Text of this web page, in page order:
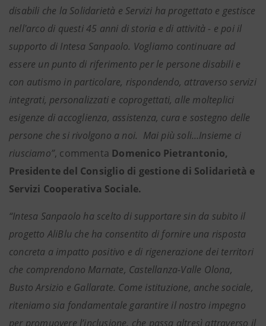
disabili che la Solidarietà e Servizi ha progettato e gestisce
nell'arco di questi 45 anni di storia e di attività - e poi il
supporto di Intesa Sanpaolo. Vogliamo continuare ad
essere un punto di riferimento per le persone disabili e
con autismo in particolare, rispondendo, attraverso servizi
integrati, personalizzati e coprogettati, alle molteplici
esigenze di accoglienza, assistenza, cura e sostegno delle
persone che si rivolgono a noi. Mai più soli…Insieme ci
riusciamo”, commenta Domenico Pietrantonio,
Presidente del Consiglio di gestione di Solidarietà e
Servizi Cooperativa Sociale.
“Intesa Sanpaolo ha scelto di supportare sin da subito il
progetto AliBlu che ha consentito di fornire una risposta
concreta a impatto positivo e di rigenerazione dei territori
che comprendono Marnate, Castellanza-Valle Olona,
Busto Arsizio e Gallarate. Come istituzione, anche sociale,
riteniamo sia fondamentale garantire il nostro impegno
per promuovere l’inclusione, che passa altresì attraverso il